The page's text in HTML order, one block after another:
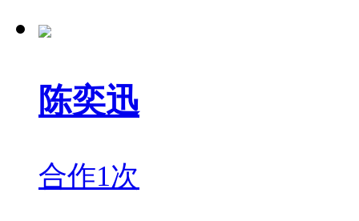
陈奕迅
合作1次